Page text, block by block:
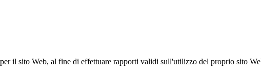
il sito Web, al fine di effettuare rapporti validi sull'utilizzo del proprio sito